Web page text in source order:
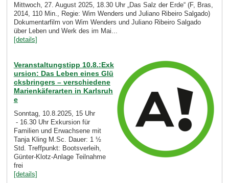
Mittwoch, 27. August 2025, 18.30 Uhr „Das Salz der Erde“ (F, Bras,
2014, 110 Min., Regie: Wim Wenders und Juliano Ribeiro Salgado)
Dokumentarfilm von Wim Wenders und Juliano Ribeiro Salgado
über Leben und Werk des im Mai...
[details]
Veranstaltungstipp 10.8.:Exk
ursion: Das Leben eines Glü
cksbringers – verschiedene
Marienkäferarten in Karlsruh
e
Sonntag, 10.8.2025, 15 Uhr
- 16.30 Uhr Exkursion für
Familien und Erwachsene mit
Tanja Kling M.Sc. Dauer: 1 ½
Std. Treffpunkt: Bootsverleih,
Günter-Klotz-Anlage Teilnahme
frei
[details]